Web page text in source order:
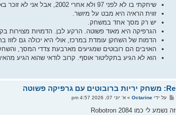
שיחקתי בו לא לפני 97 ולא אחרי 2002, אבל אני לא זוכר באיזו שנה בדיוק.
זווית הראיה היא מבט על מיושר.
יש רק מסך אחד במשחק.
הגרפיקה היא מאוד פשוטה. הרקע לבן. הדמויות מצוירות
הדמות של השחקן עומדת במרכז, אולי היא יכולה גם לזוז
האויבים הם רובוטים שמגיעים מארבעת צדדי המסך,
הוא לא הגיע בתקליטור אוסף. קרוב לודאי שהוא הגיע
Re: משחק יריות ברובוטים עם גרפיקה פשוטה
שעל ידי Octarine
» א' יוני 07, 2026 4:57 pm
זה נשמע לי כמו Robotron 2084